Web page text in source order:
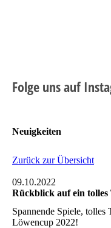
Folge uns auf
Neuigkeiten
Zurück zur Übersicht
09.10.2022
Rückblick auf ein
Spannende Spiele,
Löwencup 2022!